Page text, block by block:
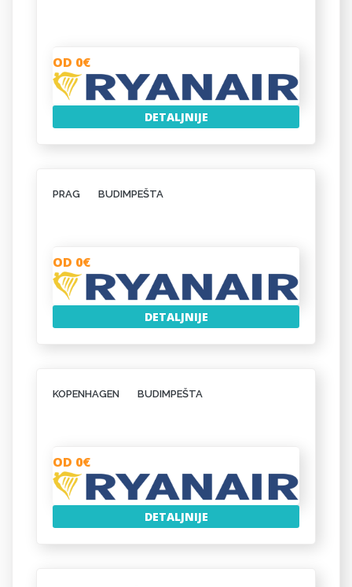
OD 0€
DETALJNIJE
PRAG BUDIMPEŠTA
OD 0€
DETALJNIJE
KOPENHAGEN BUDIMPEŠTA
OD 0€
DETALJNIJE